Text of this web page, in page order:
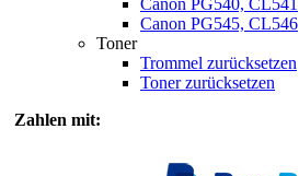
Canon PG540, CL541
Canon PG545, CL546
Toner
Trommel zurücksetzen
Toner zurücksetzen
Zahlen mit: